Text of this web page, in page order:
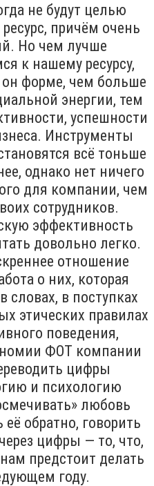
не будут целью
причём очень
Но чем лучше
к нашему ресурсу,
форме, чем больше
энергии, тем
успешности
Инструменты
всё тоньше
однако нет ничего
для компании, чем
сотрудников.
эффективность
довольно легко.
отношение
о них, которая
словах, в поступках
этических правилах
поведения,
ФОТ компании
цифры
и психологию
любовь
её обратно, говорить
цифры — то, что,
предстоит делать
году.